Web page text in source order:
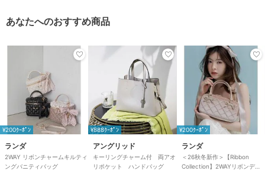
あなたへのおすすめ商品
¥200ｸｰﾎﾟﾝ
ランダ
2WAY リボンチャームキルティ
ングバニティバッグ
¥888ｸｰﾎﾟﾝ
アングリッド
キーリングチャーム付 両アオ
リポケット ハンドバッグ
¥200ｸｰﾎﾟﾝ
ランダ
＜26秋冬新作＞【Ribbon
Collection】2WAYリボンディ